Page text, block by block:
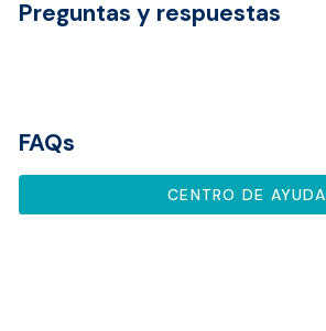
Preguntas y respuestas
FAQs
CENTRO DE AYUDA